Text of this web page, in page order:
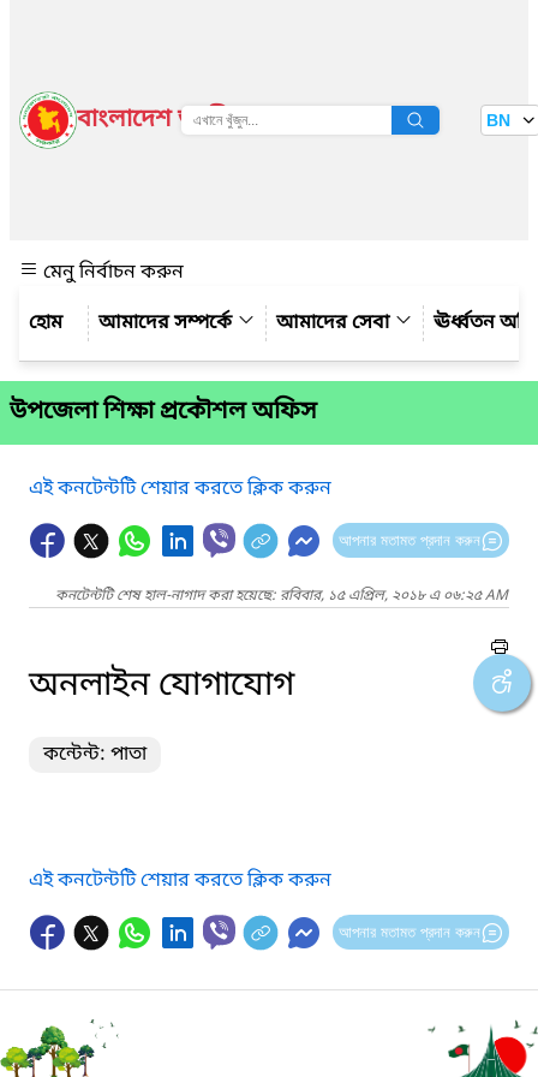
বাংলাদেশ জাতীয় তথ্য বাতায়ন BN
মেনু নির্বাচন করুন
আমাদের সম্পর্কে
আমাদের সেবা ঊর্ধ্বতন
উপজেলা শিক্ষা প্রকৌশল অফিস
এই কনটেন্টটি শেয়ার করতে ক্লিক করুন
আপনার মতামত প্রদান করুন
কনটেন্টটি শেষ হাল-নাগাদ করা হয়েছে: রবিবার, ১৫ এপ্রিল, ২০১৮ এ ০৬:২৫ AM
অনলাইন যোগাযোগ
কন্টেন্ট: পাতা
এই কনটেন্টটি শেয়ার করতে ক্লিক করুন
আপনার মতামত প্রদান করুন